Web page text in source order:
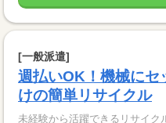
[一般派遣]
週払いOK！機械にセ
けの簡単リサイクル
未経験から活躍できるリサイクル